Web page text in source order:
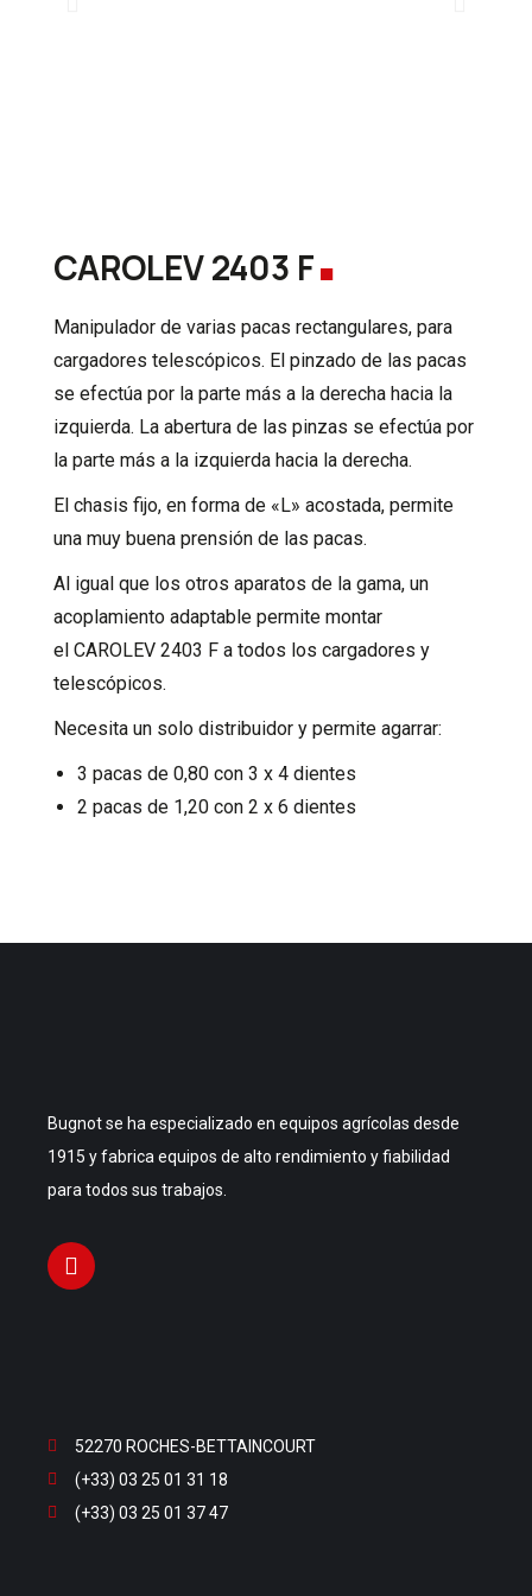
CAROLEV 2403 F.
Manipulador de varias pacas rectangulares, para
cargadores telescópicos. El pinzado de las pacas
se efectúa por la parte más a la derecha hacia la
izquierda. La abertura de las pinzas se efectúa por
la parte más a la izquierda hacia la derecha.
El chasis fijo, en forma de «L» acostada, permite
una muy buena prensión de las pacas.
Al igual que los otros aparatos de la gama, un
acoplamiento adaptable permite montar
el CAROLEV 2403 F a todos los cargadores y
telescópicos.
Necesita un solo distribuidor y permite agarrar:
3 pacas de 0,80 con 3 x 4 dientes
2 pacas de 1,20 con 2 x 6 dientes
Bugnot se ha especializado en equipos agrícolas desde
1915 y fabrica equipos de alto rendimiento y fiabilidad
para todos sus trabajos.
52270 ROCHES-BETTAINCOURT
(+33) 03 25 01 31 18
(+33) 03 25 01 37 47